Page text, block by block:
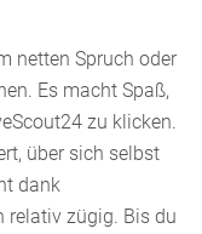
netten Spruch oder
Es macht Spaß,
zu klicken.
über sich selbst
dank
relativ zügig. Bis du